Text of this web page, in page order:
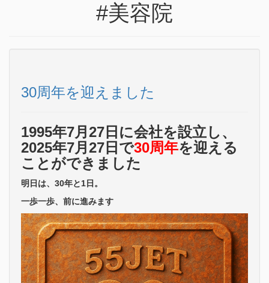
#美容院
30周年を迎えました
1995年7月27日に会社を設立し、
2025年7月27日で30周年を迎える
ことができました
明日は、30年と1日。
一歩一歩、前に進みます